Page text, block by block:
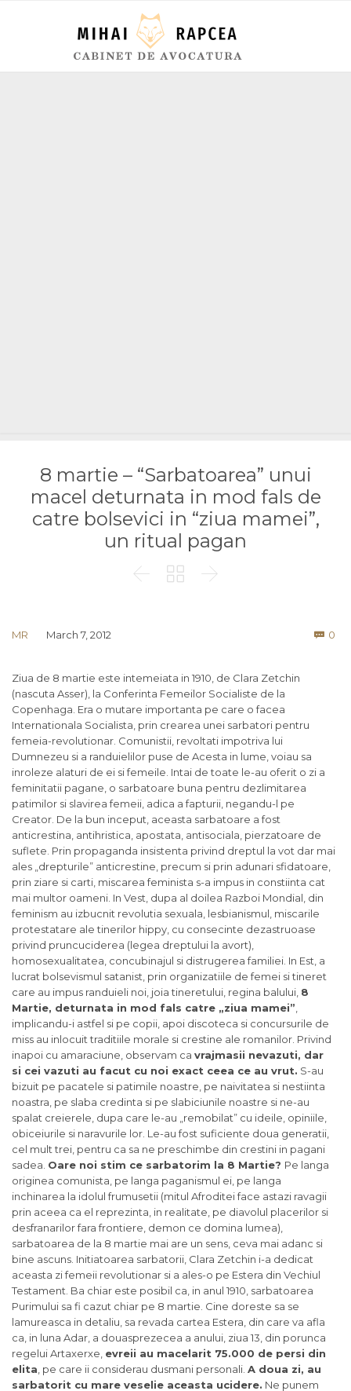
8 martie – “Sarbatoarea” unui
macel deturnata in mod fals de
catre bolsevici in “ziua mamei”,
un ritual pagan
  
MR March 7, 2012  0
Ziua de 8 martie este intemeiata in 1910, de Clara Zetchin
(nascuta Asser), la Conferinta Femeilor Socialiste de la
Copenhaga. Era o mutare importanta pe care o facea
Internationala Socialista, prin crearea unei sarbatori pentru
femeia-revolutionar. Comunistii, revoltati impotriva lui
Dumnezeu si a randuielilor puse de Acesta in lume, voiau sa
inroleze alaturi de ei si femeile. Intai de toate le-au oferit o zi a
feminitatii pagane, o sarbatoare buna pentru dezlimitarea
patimilor si slavirea femeii, adica a fapturii, negandu-l pe
Creator. De la bun inceput, aceasta sarbatoare a fost
anticrestina, antihristica, apostata, antisociala, pierzatoare de
suflete. Prin propaganda insistenta privind dreptul la vot dar mai
ales „drepturile” anticrestine, precum si prin adunari sfidatoare,
prin ziare si carti, miscarea feminista s-a impus in constiinta cat
mai multor oameni. In Vest, dupa al doilea Razboi Mondial, din
feminism au izbucnit revolutia sexuala, lesbianismul, miscarile
protestatare ale tinerilor hippy, cu consecinte dezastruoase
privind pruncuciderea (legea dreptului la avort),
homosexualitatea, concubinajul si distrugerea familiei. In Est, a
lucrat bolsevismul satanist, prin organizatiile de femei si tineret
care au impus randuieli noi, joia tineretului, regina balului, 8
Martie, deturnata in mod fals catre „ziua mamei”
implicandu-i astfel si pe copii, apoi discoteca si concursurile de
miss au inlocuit traditiile morale si crestine ale romanilor. Privind
inapoi cu amaraciune, observam ca vrajmasii nevazuti, dar
si cei vazuti au facut cu noi exact ceea ce au vrut. S-au
bizuit pe pacatele si patimile noastre, pe naivitatea si nestiinta
noastra, pe slaba credinta si pe slabiciunile noastre si ne-au
spalat creierele, dupa care le-au „remobilat” cu ideile, opiniile,
obiceiurile si naravurile lor. Le-au fost suficiente doua generatii,
cel mult trei, pentru ca sa ne preschimbe din crestini in pagani
sadea. Oare noi stim ce sarbatorim la 8 Martie? Pe langa
originea comunista, pe langa paganismul ei, pe langa
inchinarea la idolul frumusetii (mitul Afroditei face astazi ravagii
prin aceea ca el reprezinta, in realitate, pe diavolul placerilor si
desfranarilor fara frontiere, demon ce domina lumea),
sarbatoarea de la 8 martie mai are un sens, ceva mai adanc si
bine ascuns. Initiatoarea sarbatorii, Clara Zetchin i-a dedicat
aceasta zi femeii revolutionar si a ales-o pe Estera din Vechiul
Testament. Ba chiar este posibil ca, in anul 1910, sarbatoarea
Purimului sa fi cazut chiar pe 8 martie. Cine doreste sa se
lamureasca in detaliu, sa revada cartea Estera, din care va afla
ca, in luna Adar, a douasprezecea a anului, ziua 13, din porunca
regelui Artaxerxe, evreii au macelarit 75.000 de persi din
elita , pe care ii considerau dusmani personali. A doua zi, au
sarbatorit cu mare veselie aceasta ucidere. Ne punem